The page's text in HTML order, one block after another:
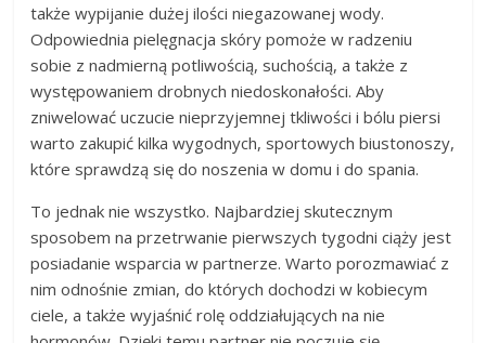
także wypijanie dużej ilości niegazowanej wody.
Odpowiednia pielęgnacja skóry pomoże w radzeniu
sobie z nadmierną potliwością, suchością, a także z
występowaniem drobnych niedoskonałości. Aby
zniwelować uczucie nieprzyjemnej tkliwości i bólu piersi
warto zakupić kilka wygodnych, sportowych biustonoszy,
które sprawdzą się do noszenia w domu i do spania.
To jednak nie wszystko. Najbardziej skutecznym
sposobem na przetrwanie pierwszych tygodni ciąży jest
posiadanie wsparcia w partnerze. Warto porozmawiać z
nim odnośnie zmian, do których dochodzi w kobiecym
ciele, a także wyjaśnić rolę oddziałujących na nie